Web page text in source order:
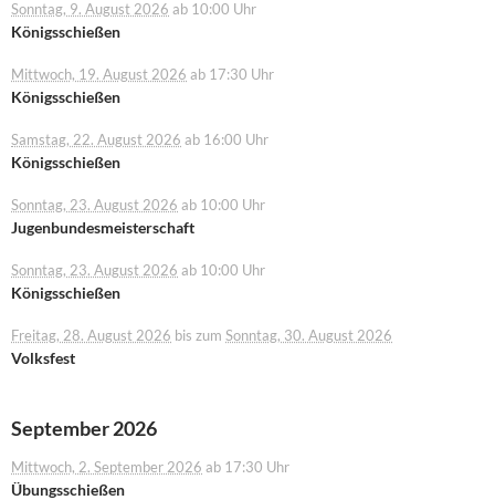
Sonntag, 9. August 2026 ab 10:00 Uhr
Königsschießen
Mittwoch, 19. August 2026 ab 17:30 Uhr
Königsschießen
Samstag, 22. August 2026 ab 16:00 Uhr
Königsschießen
Sonntag, 23. August 2026 ab 10:00 Uhr
Jugenbundesmeisterschaft
Sonntag, 23. August 2026 ab 10:00 Uhr
Königsschießen
Freitag, 28. August 2026 bis zum Sonntag, 30. August 2026
Volksfest
September 2026
Mittwoch, 2. September 2026 ab 17:30 Uhr
Übungsschießen